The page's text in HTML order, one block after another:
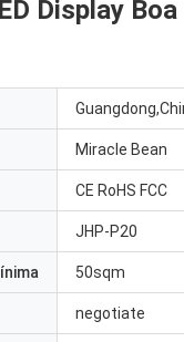
Display
Miracle Bean
CE RoHS FCC
JHP-P20
50sqm
negotiate